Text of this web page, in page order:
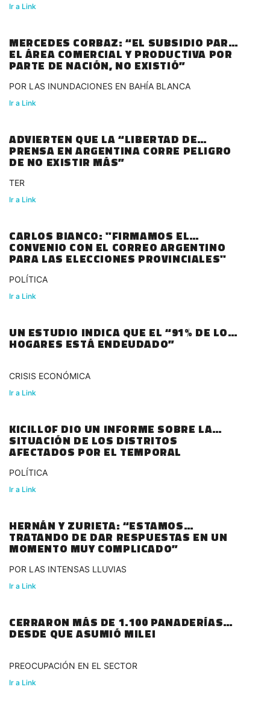
Ir a Link
MERCEDES CORBAZ: “EL SUBSIDIO PARA
EL ÁREA COMERCIAL Y PRODUCTIVA POR
PARTE DE NACIÓN, NO EXISTIÓ”
POR LAS INUNDACIONES EN BAHÍA BLANCA
Ir a Link
ADVIERTEN QUE LA “LIBERTAD DE
PRENSA EN ARGENTINA CORRE PELIGRO
DE NO EXISTIR MÁS”
TER
Ir a Link
CARLOS BIANCO: "FIRMAMOS EL
CONVENIO CON EL CORREO ARGENTINO
PARA LAS ELECCIONES PROVINCIALES"
POLÍTICA
Ir a Link
UN ESTUDIO INDICA QUE EL “91% DE LOS
HOGARES ESTÁ ENDEUDADO”
CRISIS ECONÓMICA
Ir a Link
KICILLOF DIO UN INFORME SOBRE LA
SITUACIÓN DE LOS DISTRITOS
AFECTADOS POR EL TEMPORAL
POLÍTICA
Ir a Link
HERNÁN Y ZURIETA: “ESTAMOS
TRATANDO DE DAR RESPUESTAS EN UN
MOMENTO MUY COMPLICADO”
POR LAS INTENSAS LLUVIAS
Ir a Link
CERRARON MÁS DE 1.100 PANADERÍAS
DESDE QUE ASUMIÓ MILEI
PREOCUPACIÓN EN EL SECTOR
Ir a Link